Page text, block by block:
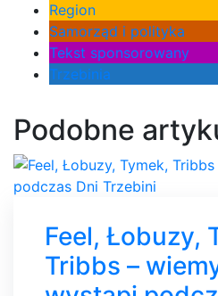
Region
Samorząd i polityka
Tekst sponsorowany
Trzebinia
Podobne
Feel, Łobuzy,
Tribbs –